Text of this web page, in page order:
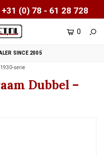
+31 (0) 78 - 61 28 728
0
SINCE 2005
serie
Dubbel –